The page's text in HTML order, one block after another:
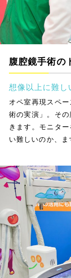
腹腔鏡手術の
想像以上に難し
オペ室再現スペ
術の実演」。そ
きます。モニタ
い難しいのか、ま